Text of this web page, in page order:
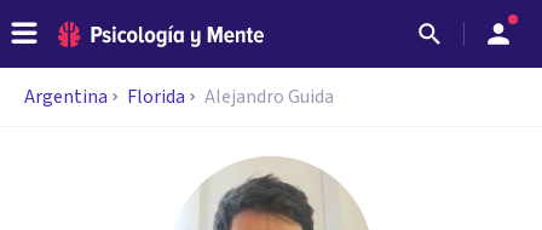
Argentina Florida Alejandro Guida